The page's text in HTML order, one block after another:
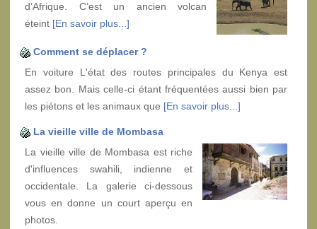
d’Afrique. C’est un ancien volcan
éteint [En savoir plus...]
Comment se déplacer ?
En voiture L'état des routes principales du Kenya est
assez bon. Mais celle-ci étant fréquentées aussi bien par
les piétons et les animaux que [En savoir plus...]
La vieille ville de Mombasa
La vieille ville de Mombasa est riche
d'influences swahili, indienne et
occidentale. La galerie ci-dessous
vous en donne un court aperçu en
photos.